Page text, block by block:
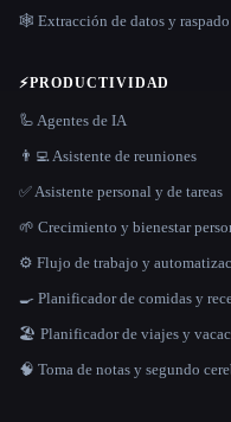
🕸️ Extracción de datos y raspado
⚡PRODUCTIVIDAD
🦾 Agentes de IA
👨‍💻 Asistente de reuniones
✅ Asistente personal y de tareas
🌱 Crecimiento y bienestar
⚙️ Flujo de trabajo y
🍳 Planificador de comidas y
🏖 Planificador de viajes y
🧠 Toma de notas y segundo